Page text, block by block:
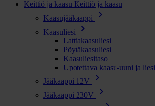
Keittiö ja kaasu Keittiö ja kaasu
Kaasujääkaappi
chevron_right
Kaasuliesi chevron_right
Lattiakaasuliesi
Pöytäkaasuliesi
Kaasuliesitaso
Upotettava kaasu-uuni ja liesi
Jääkaappi 12V
chevron_right
Jääkaappi 230V chevron_right